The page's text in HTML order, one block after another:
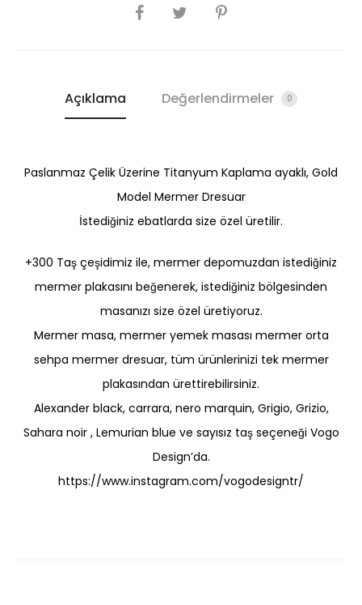
SHARE
Açıklama Değerlendirmeler 0
Paslanmaz Çelik Üzerine Titanyum Kaplama ayaklı, Gold
Model Mermer Dresuar
İstediğiniz ebatlarda size özel üretilir.
+300 Taş çeşidimiz ile, mermer depomuzdan istediğiniz
mermer plakasını beğenerek, istediğiniz bölgesinden
masanızı size özel üretiyoruz.
Mermer masa, mermer yemek masası mermer orta
sehpa mermer dresuar, tüm ürünlerinizi tek mermer
plakasından ürettirebilirsiniz.
Alexander black, carrara, nero marquin, Grigio, Grizio,
Sahara noir , Lemurian blue ve sayısız taş seçeneği Vogo
Design’da.
https://www.instagram.com/vogodesigntr/